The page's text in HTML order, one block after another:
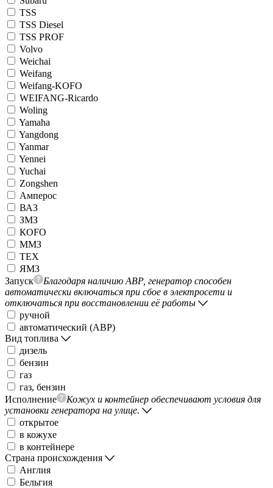
TSS
TSS Diesel
TSS PROF
Volvo
Weichai
Weifang
Weifang-KOFO
WEIFANG-Ricardo
Woling
Yamaha
Yangdong
Yanmar
Yennei
Yuchai
Zongshen
Амперос
ВАЗ
ЗМЗ
КОFO
ММЗ
ТЕХ
ЯМЗ
Запуск
Благодаря наличию АВР, генератор способен
автоматически включаться при сбое в электросети и
отключаться при восстановлении её работы
ручной
автоматический (АВР)
Вид топлива
дизель
бензин
газ
газ, бензин
Исполнение
Кожух и контейнер обеспечивают условия для
установки генератора на улице.
открытое
в кожухе
в контейнере
Страна происхождения
Англия
Бельгия